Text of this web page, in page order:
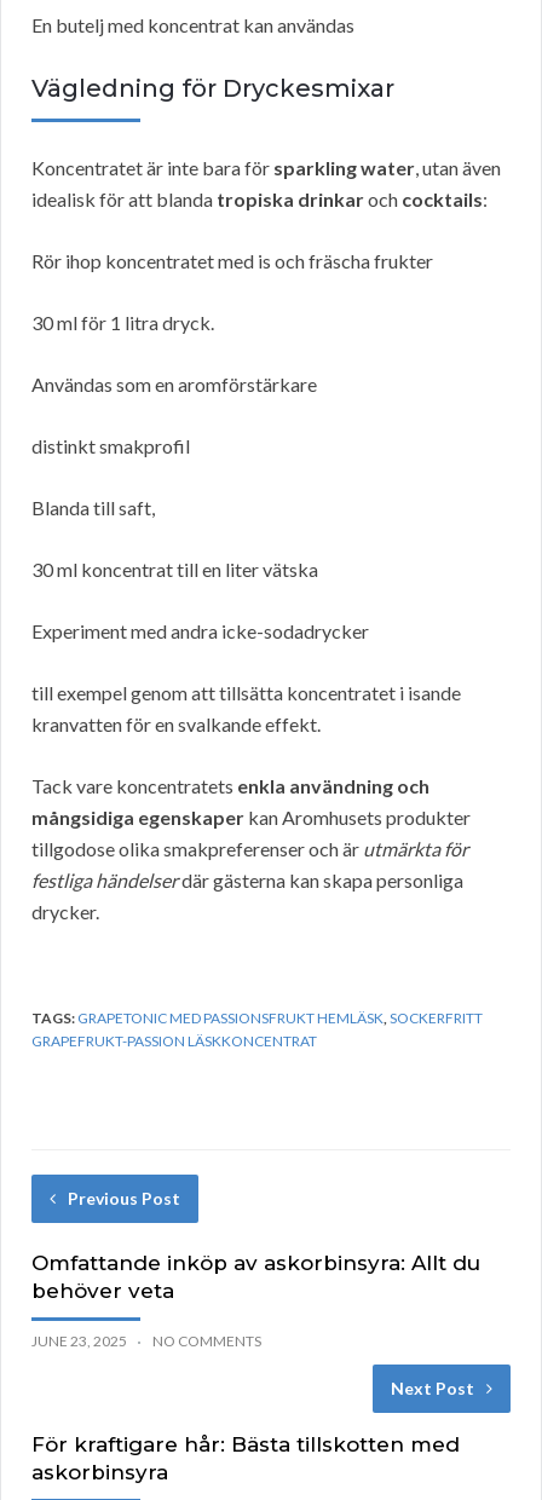
En butelj med koncentrat kan användas
Vägledning för Dryckesmixar
Koncentratet är inte bara för sparkling water, utan även
idealisk för att blanda tropiska drinkaroch cocktails:
Rör ihop koncentratet med is och fräscha frukter
30 ml för 1 litra dryck.
Användas som en aromförstärkare
distinkt smakprofil
Blanda till saft,
30 ml koncentrat till en liter vätska
Experiment med andra icke-sodadrycker
till exempel genom att tillsätta koncentratet i isande
kranvatten för en svalkande effekt.
Tack vare koncentratets enkla användning och
mångsidiga egenskaper kan Aromhusets produkter
tillgodose olika smakpreferenser och är utmärkta för
festliga händelserdär gästerna kan skapa personliga
drycker.
TAGS: GRAPETONIC MED PASSIONSFRUKT HEMLÄSK,SOCKERFRITT
GRAPEFRUKT-PASSION LÄSKKONCENTRAT
Previous Post
Omfattande inköp av askorbinsyra: Allt du
behöver veta
JUNE 23, 2025 NO COMMENTS
Next Post
För kraftigare hår: Bästa tillskotten med
askorbinsyra